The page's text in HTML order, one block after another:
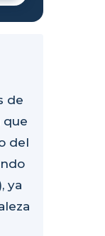
de
que
del
ya